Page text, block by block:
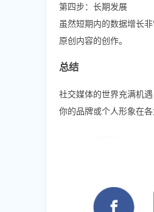
第四步：长期发展
虽然短期内的数据增长
原创内容的创作。
总结
社交媒体的世界充满机
你的品牌或个人形象在各